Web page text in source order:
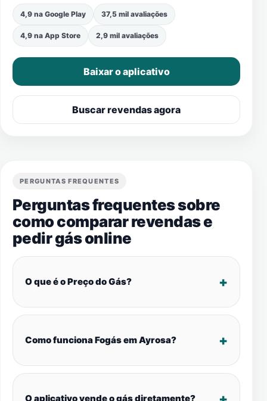
4,9 na Google Play 37,5 mil avaliações
4,9 na App Store 2,9 mil avaliações
Baixar o aplicativo
Buscar revendas agora
PERGUNTAS FREQUENTES
Perguntas frequentes sobre
como comparar revendas e
pedir gás online
O que é o Preço do Gás?
Como funciona Fogás em Ayrosa?
O aplicativo vende o gás diretamente?